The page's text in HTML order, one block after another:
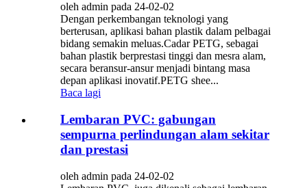
oleh admin pada 24-02-02
Dengan perkembangan teknologi yang
berterusan, aplikasi bahan plastik dalam pelbagai
bidang semakin meluas.Cadar PETG, sebagai
bahan plastik berprestasi tinggi dan mesra alam,
secara beransur-ansur menjadi bintang masa
depan aplikasi inovatif.PETG shee...
Baca lagi
Lembaran PVC: gabungan
sempurna perlindungan alam sekitar
dan prestasi
oleh admin pada 24-02-02